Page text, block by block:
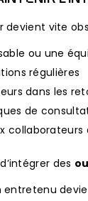
devient vite
ou une
régulières
dans les
de
collaborateurs
des